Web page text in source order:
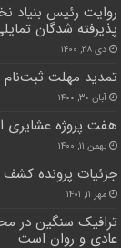
روایت رئیس بنیاد
پذیرفته شدگان
دی ۲۸, ۱۴۰۰
تمدید مهلت ثبت‌نام
آبان ۳۰, ۱۴۰۰
هفت پروژه عشایری
بهمن ۱۱, ۱۴۰۰
جزئیات پرونده
مهر ۱۱, ۱۴۰۱
ترافیک سنگین در
عادی و روان است